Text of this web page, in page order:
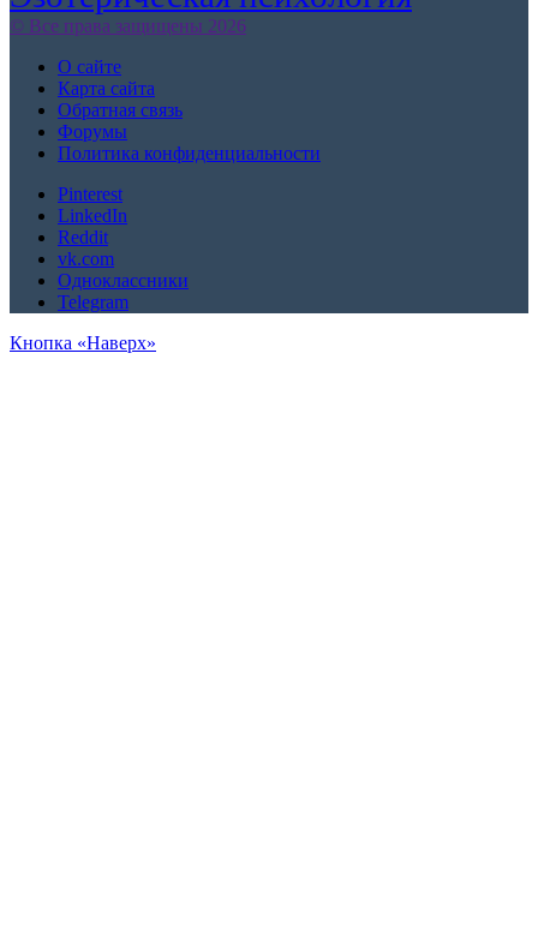
© Все права защищены 2026
О сайте
Карта сайта
Обратная связь
Форумы
Политика конфиденциальности
Pinterest
LinkedIn
Reddit
vk.com
Одноклассники
Telegram
Кнопка «Наверх»